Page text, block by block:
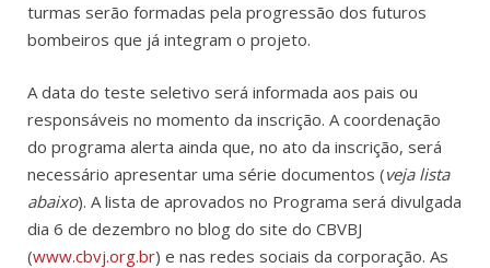
turmas serão formadas pela progressão dos futuros
bombeiros que já integram o projeto.
A data do teste seletivo será informada aos pais ou
responsáveis no momento da inscrição. A coordenação
do programa alerta ainda que, no ato da inscrição, será
necessário apresentar uma série documentos (veja lista
abaixo). A lista de aprovados no Programa será divulgada
dia 6 de dezembro no blog do site do CBVBJ
(www.cbvj.org.br) e nas redes sociais da corporação. As